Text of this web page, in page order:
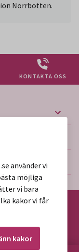
Norrbotten.
KONTAKTA OSS
kakor
använder vi
möjliga
vi bara
kakor vi får
kakor